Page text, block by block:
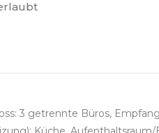
3 getrennte Büros,